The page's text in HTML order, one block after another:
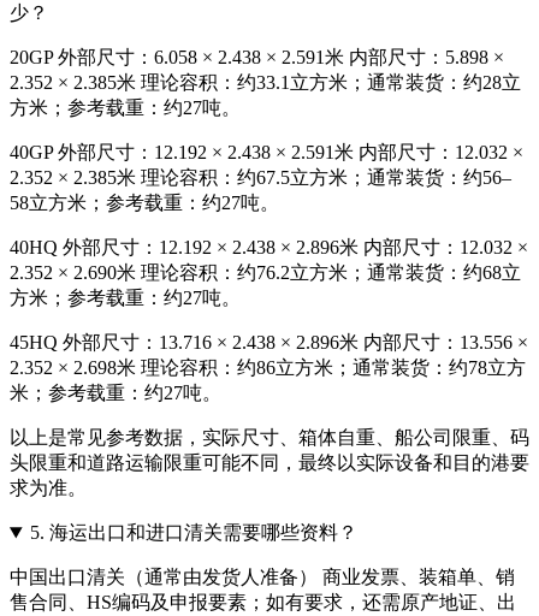
少？
20GP 外部尺寸：6.058 × 2.438 × 2.591米 内部尺寸：5.898 ×
2.352 × 2.385米 理论容积：约33.1立方米；通常装货：约28立
方米；参考载重：约27吨。
40GP 外部尺寸：12.192 × 2.438 × 2.591米 内部尺寸：12.032 ×
2.352 × 2.385米 理论容积：约67.5立方米；通常装货：约56–
58立方米；参考载重：约27吨。
40HQ 外部尺寸：12.192 × 2.438 × 2.896米 内部尺寸：12.032 ×
2.352 × 2.690米 理论容积：约76.2立方米；通常装货：约68立
方米；参考载重：约27吨。
45HQ 外部尺寸：13.716 × 2.438 × 2.896米 内部尺寸：13.556 ×
2.352 × 2.698米 理论容积：约86立方米；通常装货：约78立方
米；参考载重：约27吨。
以上是常见参考数据，实际尺寸、箱体自重、船公司限重、码
头限重和道路运输限重可能不同，最终以实际设备和目的港要
求为准。
5. 海运出口和进口清关需要哪些资料？
中国出口清关（通常由发货人准备） 商业发票、装箱单、销
售合同、HS编码及申报要素；如有要求，还需原产地证、出